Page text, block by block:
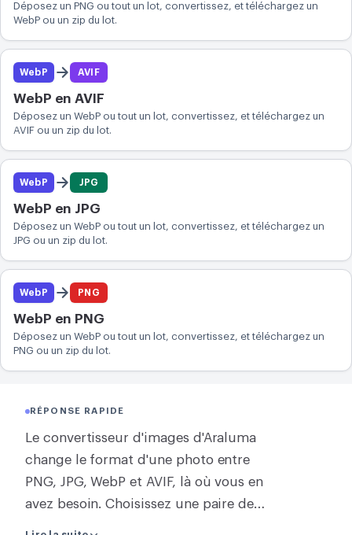
Déposez un PNG ou tout un lot, convertissez, et téléchargez un
WebP ou un zip du lot.
WebP AVIF
WebP en AVIF
Déposez un WebP ou tout un lot, convertissez, et téléchargez un
AVIF ou un zip du lot.
WebP JPG
WebP en JPG
Déposez un WebP ou tout un lot, convertissez, et téléchargez un
JPG ou un zip du lot.
WebP PNG
WebP en PNG
Déposez un WebP ou tout un lot, convertissez, et téléchargez un
PNG ou un zip du lot.
RÉPONSE RAPIDE
Le convertisseur d'images d'Araluma
change le format d'une photo entre
PNG, JPG, WebP et AVIF, là où vous en
avez besoin. Choisissez une paire de